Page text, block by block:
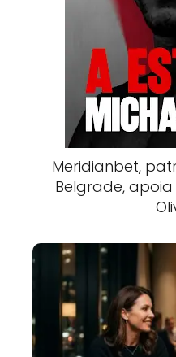
Meridianbet,
Belgrade,